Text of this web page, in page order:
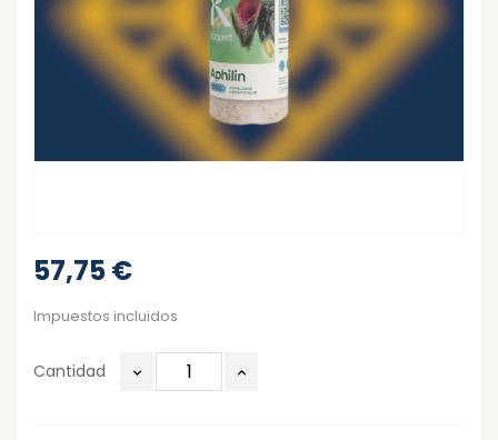
57,75 €
Impuestos incluidos
Cantidad